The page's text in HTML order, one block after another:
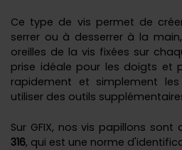
Ce type de vis permet de
serrer ou à desserrer à la
oreilles de la vis fixées sur
prise idéale pour les doigts et
rapidement et simplement
utiliser des outils
Sur GFIX, nos vis papillons
316, qui est une norme